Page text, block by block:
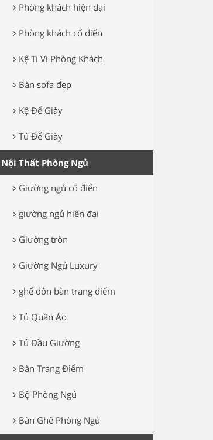
Phòng khách hiện đại
Phòng khách cổ điển
Kệ Ti Vi Phòng Khách
Bàn sofa đẹp
Kệ Để Giày
Tủ Để Giày
Nội Thất Phòng Ngủ
Giường ngủ cổ điển
giường ngủ hiện đại
Giường tròn
Giường Ngủ Luxury
ghế đôn bàn trang điểm
Tủ Quần Áo
Tủ Đầu Giường
Bàn Trang Điểm
Bộ Phòng Ngủ
Bàn Ghế Phòng Ngủ